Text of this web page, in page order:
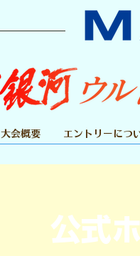
大会概要 エントリーにつ
公式